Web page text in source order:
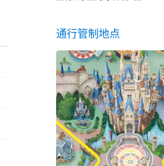
通行管制地点